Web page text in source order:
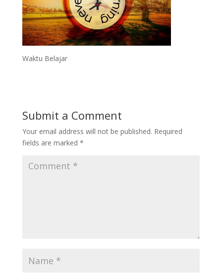
Waktu Belajar
Submit a Comment
Your email address will not be published. Required
fields are marked *